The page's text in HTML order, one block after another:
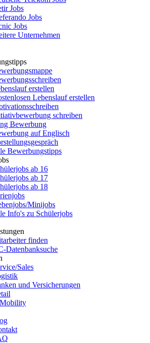
Jobs
Jobs
Jobs
Unternehmen
erstellen
Lebenslauf erstellen
schreiben
Bewerbung
auf Englisch
Bewerbungstipps
ab 16
ab 17
ab 18
Minijobs
Info's zu Schülerjobs
finden
Datenbanksuche
Sales
und Versicherungen